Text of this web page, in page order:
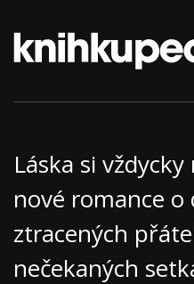
Láska si
nové romance o
ztracených
nečekaných